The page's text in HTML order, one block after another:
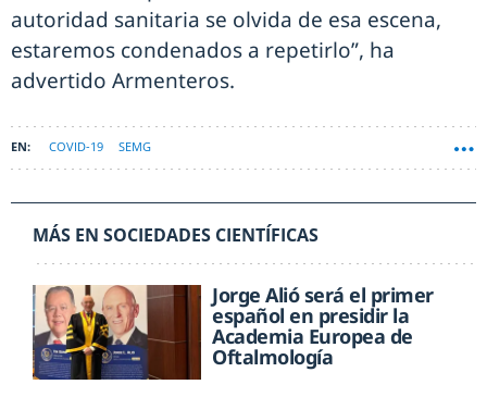
autoridad sanitaria se olvida de esa escena,
estaremos condenados a repetirlo”, ha
advertido Armenteros.
COVID-19 SEMG
MÁS EN SOCIEDADES CIENTÍFICAS
Jorge Alió será el primer
español en presidir la
Academia Europea de
Oftalmología